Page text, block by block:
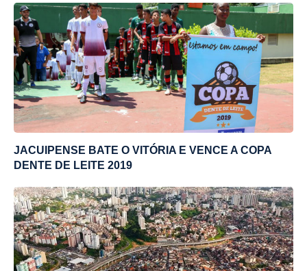
JACUIPENSE BATE O VITÓRIA E VENCE A COPA
DENTE DE LEITE 2019